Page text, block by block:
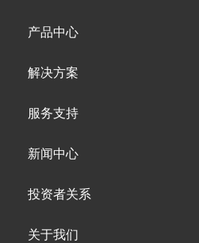
产品中心
解决方案
服务支持
新闻中心
投资者关系
关于我们